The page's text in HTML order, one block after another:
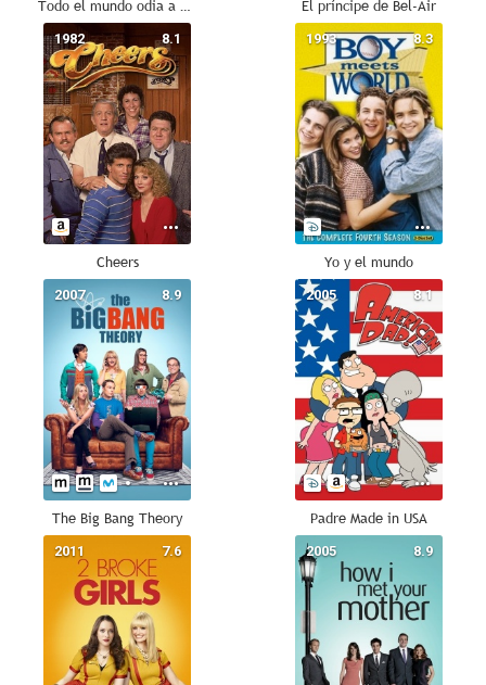
Todo el mundo odia a Chris El príncipe de Bel-Air
8.1
1982
Cheers
8.3
1993
Yo y el mundo
8.9
2007
The Big Bang Theory
8.1
2005
Padre Made in USA
7.6
2011 8.9
2005